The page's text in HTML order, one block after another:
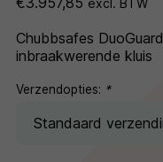
Chubbsafes
inbraakwerende kluis
Verzendopties: *